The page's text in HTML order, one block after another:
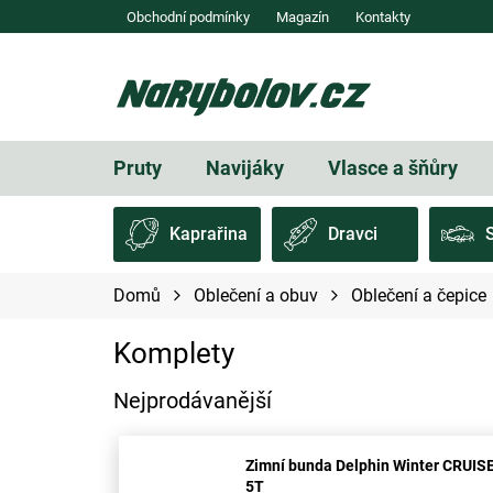
na
Obchodní podmínky Magazín Kontakty
Pruty Navijáky Vlasce a šňůry
Kaprařina Dravci
Domů Oblečení a obuv Oblečení a čepice
Komplety
Nejprodávanější
Zimní bunda Delphin Winter
5T